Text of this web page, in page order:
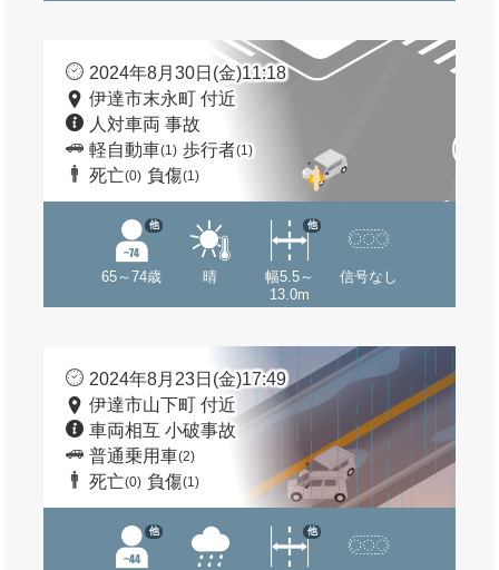
2024年8月30日(金)11:18
伊達市末永町 付近
人対車両 事故
軽自動車(1) 歩行者(1)
死亡(0) 負傷(1)
65～74歳
他
晴
幅5.5～
13.0m
他
信号なし
2024年8月23日(金)17:49
伊達市山下町 付近
車両相互 小破事故
普通乗用車(2)
死亡(0) 負傷(1)
他 他